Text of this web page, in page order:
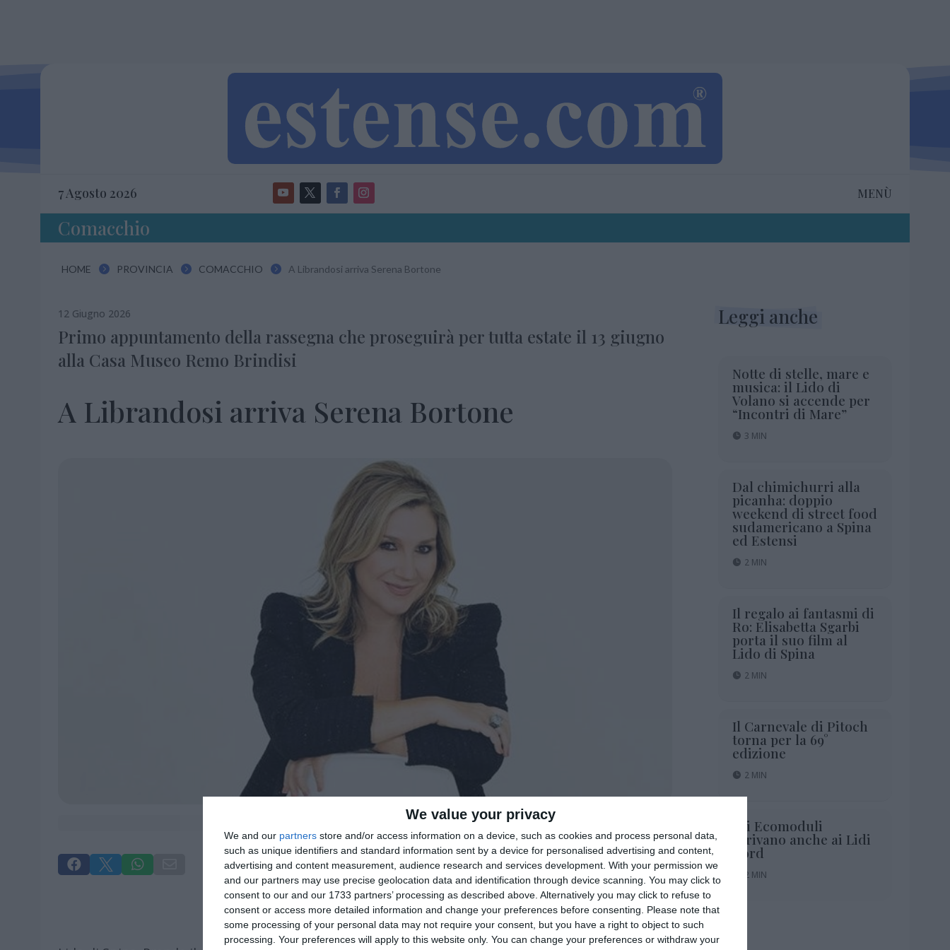
We value your privacy
We and our partners store and/or access information on a device, such as cookies and process personal data,
such as unique identifiers and standard information sent by a device for personalised advertising and content,
advertising and content measurement, audience research and services development. With your permission we
and our partners may use precise geolocation data and identification through device scanning. You may click to
consent to our and our 1733 partners’ processing as described above. Alternatively you may click to refuse to
consent or access more detailed information and change your preferences before consenting.
Please note that
some processing of your personal data may not require your consent, but you have a right to object to such
processing. Your preferences will apply to this website only. You can change your preferences or withdraw your
7 Agosto 2026 MENÙ
Comacchio
HOME  PROVINCIA  COMACCHIO  A Librandosi arriva Serena Bortone
12 Giugno 2026
Primo appuntamento della rassegna che proseguirà per tutta estate il 13 giugno
alla Casa Museo Remo Brindisi
A Librandosi arriva Serena Bortone
  
Leggi anche
Notte di stelle, mare e
musica: il Lido di
Volano si accende per
“Incontri di Mare”
3 MIN
Dal chimichurri alla
picanha: doppio
weekend di street food
sudamericano a Spina
ed Estensi
2 MIN
Il regalo ai fantasmi di
Ro: Elisabetta Sgarbi
porta il suo film al
Lido di Spina
2 MIN
Il Carnevale di Pitoch
torna per la 69°
edizione
2 MIN
Gli Ecomoduli
arrivano anche ai Lidi
Nord
2 MIN